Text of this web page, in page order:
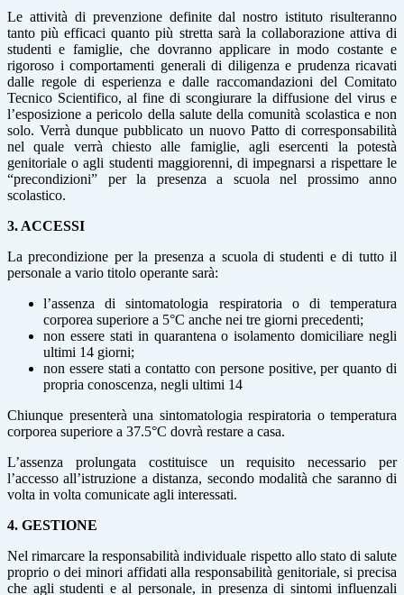
Le attività di prevenzione definite dal nostro istituto risulteranno
tanto più efficaci quanto più stretta sarà la collaborazione attiva di
studenti e famiglie, che dovranno applicare in modo costante e
rigoroso i comportamenti generali di diligenza e prudenza ricavati
dalle regole di esperienza e dalle raccomandazioni del Comitato
Tecnico Scientifico, al fine di scongiurare la diffusione del virus e
l’esposizione a pericolo della salute della comunità scolastica e non
solo. Verrà dunque pubblicato un nuovo Patto di corresponsabilità
nel quale verrà chiesto alle famiglie, agli esercenti la potestà
genitoriale o agli studenti maggiorenni, di impegnarsi a rispettare le
“precondizioni” per la presenza a scuola nel prossimo anno
scolastico.
3. ACCESSI
La precondizione per la presenza a scuola di studenti e di tutto il
personale a vario titolo operante sarà:
l’assenza di sintomatologia respiratoria o di temperatura
corporea superiore a 5°C anche nei tre giorni precedenti;
non essere stati in quarantena o isolamento domiciliare negli
ultimi 14 giorni;
non essere stati a contatto con persone positive, per quanto di
propria conoscenza, negli ultimi 14
Chiunque presenterà una sintomatologia respiratoria o temperatura
corporea superiore a 37.5°C dovrà restare a casa.
L’assenza prolungata costituisce un requisito necessario per
l’accesso all’istruzione a distanza, secondo modalità che saranno di
volta in volta comunicate agli interessati.
4. GESTIONE
Nel rimarcare la responsabilità individuale rispetto allo stato di salute
proprio o dei minori affidati alla responsabilità genitoriale, si precisa
che agli studenti e al personale, in presenza di sintomi influenzali